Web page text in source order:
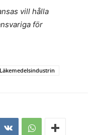
vill hålla
för
Läkemedelsindustrin